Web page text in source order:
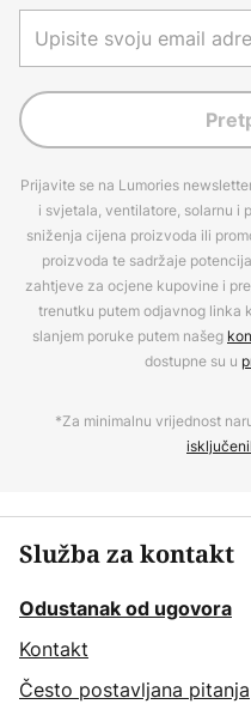
Prijavite se na Lumories
i svjetala, ventilatore, solarnu i
sniženja cijena proizvoda ili
proizvoda te sadržaje
zahtjeve za ocjene kupovine i
trenutku putem odjavnog linka
slanjem poruke putem našeg
dostupne su u
*Za minimalnu vrijednost
Služba za kontakt
Odustanak od ugovora
Kontakt
Često postavljana pitanja